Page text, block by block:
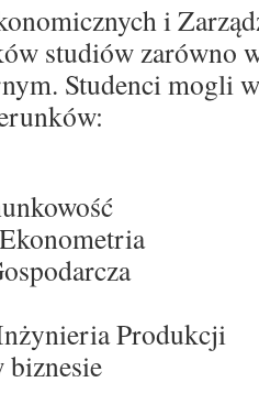
i
studiów zarówno
Studenci mogli
Produkcji